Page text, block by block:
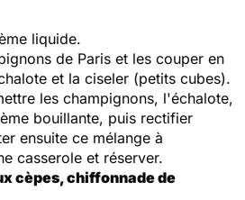
liquide.
de Paris et les couper en
et la ciseler (petits cubes).
les champignons, l'échalote,
bouillante, puis rectifier
ensuite ce mélange à
casserole et réserver.
cèpes, chiffonnade de